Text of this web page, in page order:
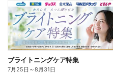
ブライトニングケア特集
7月25日 ～8月31日